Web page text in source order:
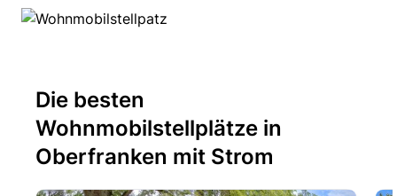
Die besten
Wohnmobilstellplätze in
Oberfranken mit Strom